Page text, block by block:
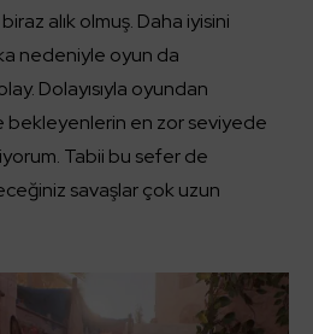
alık olmuş. Daha iyisini
nedeniyle oyun da
Dolayısıyla oyundan
en zor seviyede
Tabii bu sefer de
savaşlar çok uzun